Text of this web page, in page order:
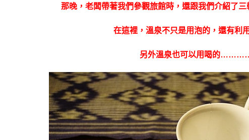
那晚，老闆帶著我們參觀旅館時，還跟我們介紹了
在這裡，溫泉不只是用泡的，還有利
另外溫泉也可以用喝的